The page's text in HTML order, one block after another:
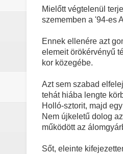
Mielőtt végtelenül
szememben a '94-es
Ennek ellenére azt
elemeit örökérvényű
kor közegébe.
Azt sem szabad
tehát hiába lengte
Holló-sztorit, majd
Nem újkeletű dolog
működött az
Sőt, eleinte